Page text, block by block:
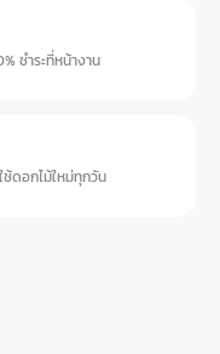
ชำระที่หน้างาน
ดอกไม้ใหม่ทุกวัน